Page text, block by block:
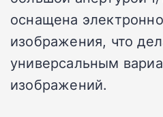
оснащена
изображения, что
универсальным
изображений.